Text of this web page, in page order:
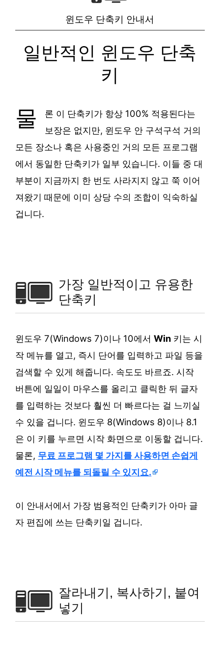
윈도우 단축키 안내서
일반적인 윈도우 단축
키
물
론 이 단축키가 항상 100% 적용된다는
보장은 없지만, 윈도우 안 구석구석 거의
모든 장소나 혹은 사용중인 거의 모든 프로그램
에서 동일한 단축키가 일부 있습니다. 이들 중 대
부분이 지금까지 한 번도 사라지지 않고 쭉 이어
져왔기 때문에 이미 상당 수의 조합이 익숙하실
겁니다.
가장 일반적이고 유용한
단축키
윈도우 7(Windows 7)이나 10에서Win 키는 시
작 메뉴를 열고, 즉시 단어를 입력하고 파일 등을
검색할 수 있게 해줍니다. 속도도 바르죠. 시작
버튼에 일일이 마우스를 올리고 클릭한 뒤 글자
를 입력하는 것보다 훨씬 더 빠르다는 걸 느끼실
수 있을 겁니다. 윈도우 8(Windows 8)이나 8.1
은 이 키를 누르면 시작 화면으로 이동할 겁니다.
물론, 무료 프로그램 몇 가지를 사용하면 손쉽게
예전 시작 메뉴를 되돌릴 수 있지요.
이 안내서에서 가장 범용적인 단축키가 아마 글
자 편집에 쓰는 단축키일 겁니다.
잘라내기, 복사하기, 붙여
넣기